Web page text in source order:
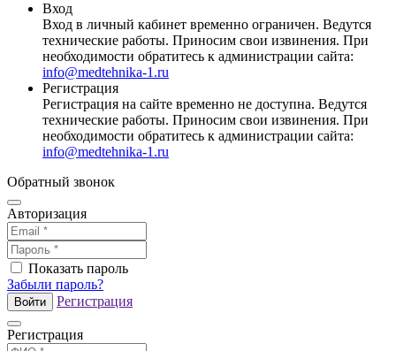
Вход
Вход в личный кабинет временно ограничен. Ведутся
технические работы. Приносим свои извинения. При
необходимости обратитесь к администрации сайта:
info@medtehnika-1.ru
Регистрация
Регистрация на сайте временно не доступна. Ведутся
технические работы. Приносим свои извинения. При
необходимости обратитесь к администрации сайта:
info@medtehnika-1.ru
Обратный звонок
Авторизация
Показать пароль
Забыли пароль?
Войти Регистрация
Регистрация